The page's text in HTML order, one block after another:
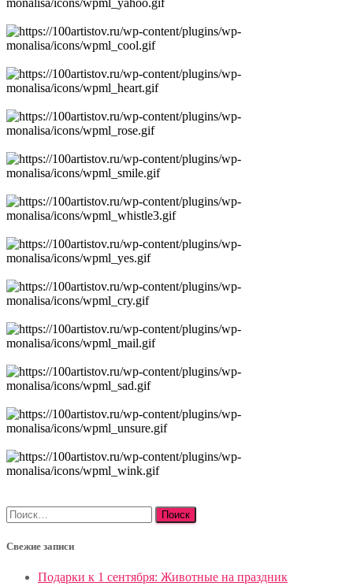
Найти:
Свежие записи
Подарки к 1 сентября: Животные на праздник